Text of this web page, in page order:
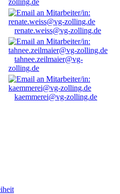
zolling.de
renate.weiss@vg-zolling.de
tahnee.zeilmaier@vg-
zolling.de
kaemmerei@vg-zolling.de